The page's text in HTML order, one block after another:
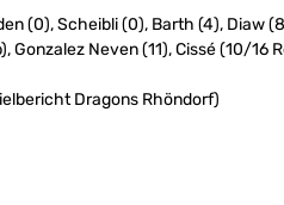
(0), Scheibli (0), Barth (4), Diaw
Gonzalez Neven (11), Cissé (10/16
Dragons Rhöndorf)